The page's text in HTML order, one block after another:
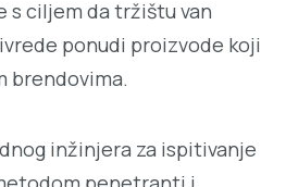
s ciljem da tržištu van
ponudi proizvode koji
brendovima.
inžinjera za ispitivanje